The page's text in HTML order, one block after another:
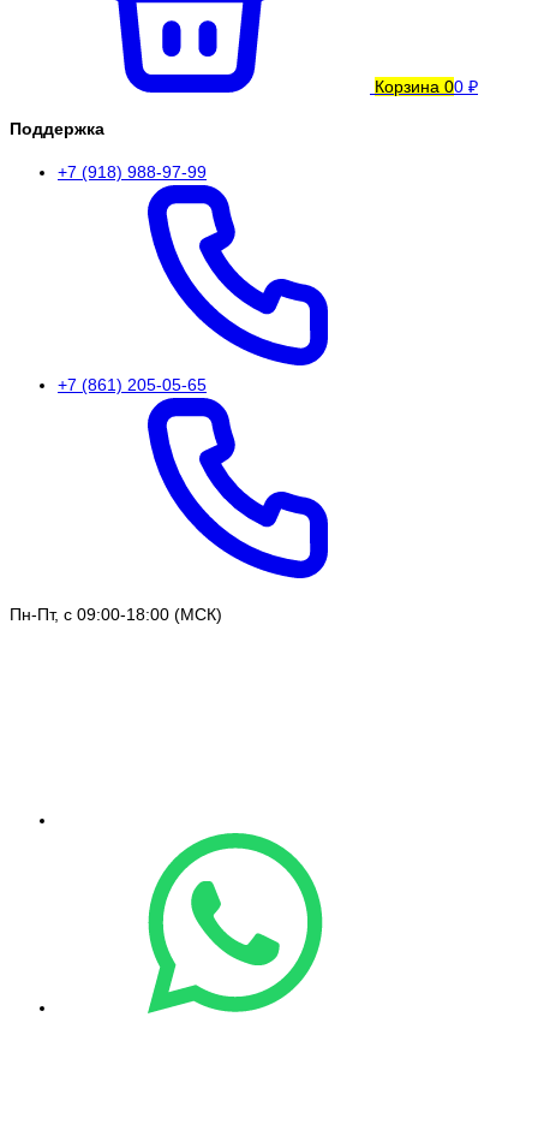
Корзина 00 ₽
Поддержка
+7 (918) 988-97-99
+7 (861) 205-05-65
Пн-Пт, с 09:00-18:00 (МСК)